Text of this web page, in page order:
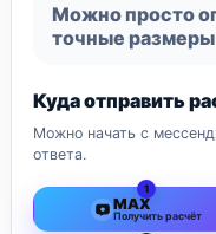
Можно просто
точные
Куда отправить
Можно начать с
ответа.
1
MAX
Получить расчёт